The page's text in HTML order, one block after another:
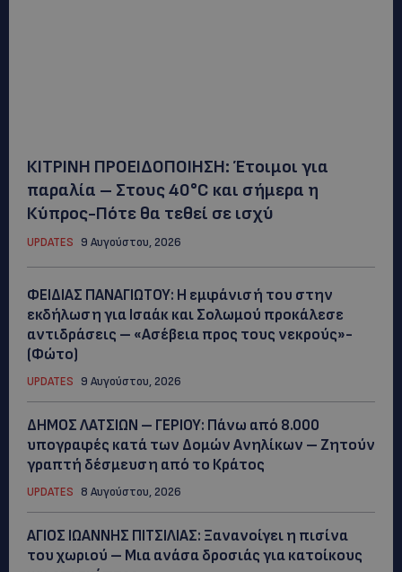
ΚΙΤΡΙΝΗ ΠΡΟΕΙΔΟΠΟΙΗΣΗ: Έτοιμοι για
παραλία – Στους 40°C και σήμερα η
Κύπρος-Πότε θα τεθεί σε ισχύ
UPDATES 9 Αυγούστου, 2026
ΦΕΙΔΙΑΣ ΠΑΝΑΓΙΩΤΟΥ: Η εμφάνισή του στην
εκδήλωση για Ισαάκ και Σολωμού προκάλεσε
αντιδράσεις – «Ασέβεια προς τους νεκρούς»-
(Φώτο)
UPDATES 9 Αυγούστου, 2026
ΔΗΜΟΣ ΛΑΤΣΙΩΝ – ΓΕΡΙΟΥ: Πάνω από 8.000
υπογραφές κατά των Δομών Ανηλίκων – Ζητούν
γραπτή δέσμευση από το Κράτος
UPDATES 8 Αυγούστου, 2026
ΑΓΙΟΣ ΙΩΑΝΝΗΣ ΠΙΤΣΙΛΙΑΣ: Ξανανοίγει η πισίνα
του χωριού – Μια ανάσα δροσιάς για κατοίκους